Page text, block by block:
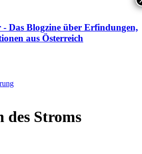
Das Blogzine über Erfindungen,
aus Österreich
des Stroms